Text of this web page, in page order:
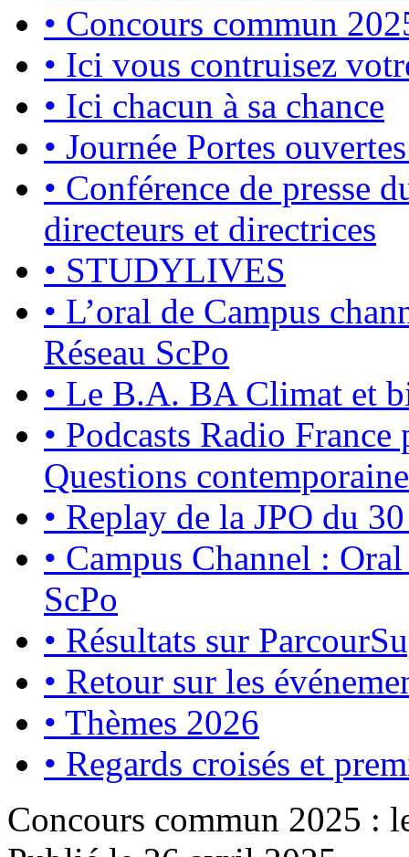
• Concours commun
• Ici vous contruisez
• Ici chacun à sa chance
• Journée Portes
• Conférence de presse
directeurs et directrices
• STUDYLIVES
• L’oral de Campus
Réseau ScPo
• Le B.A. BA Climat et
• Podcasts Radio France
Questions
• Replay de la JPO du
• Campus Channel :
ScPo
• Résultats sur
• Retour sur les
• Thèmes 2026
• Regards croisés et
Concours commun 2025 :